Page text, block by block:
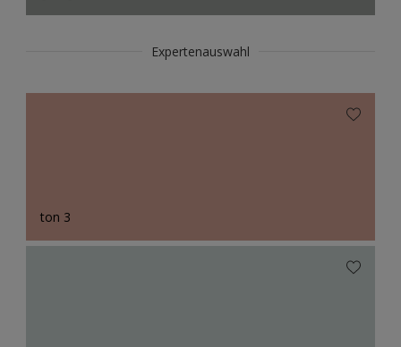
Expertenauswahl
ton 3